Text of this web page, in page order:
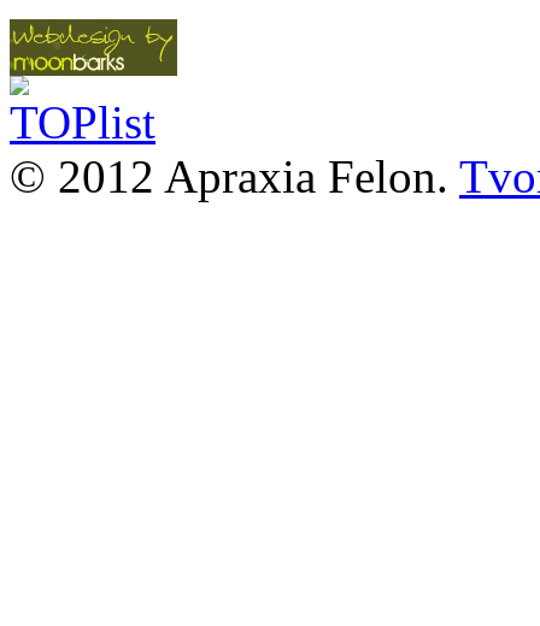
© 2012 Apraxia Felon.